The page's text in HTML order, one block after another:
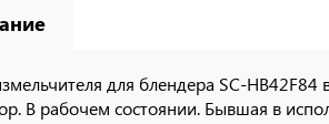
для блендера SC-
В рабочем состоянии. Бывшая в